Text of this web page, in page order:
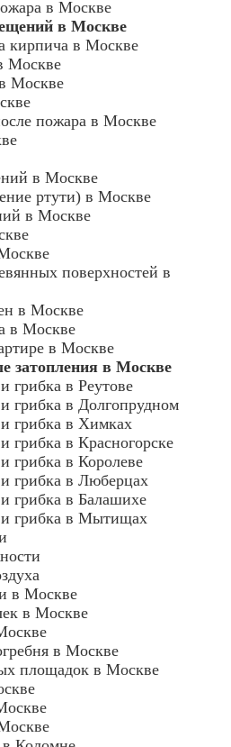
в Москве
в Москве
кирпича в Москве
Москве
Москве
пожара в Москве
в Москве
ртути) в Москве
в Москве
поверхностей в
в Москве
в Москве
в Москве
затопления в Москве
грибка в Реутове
грибка в Долгопрудном
грибка в Химках
грибка в Красногорске
грибка в Королеве
грибка в Люберцах
грибка в Балашихе
и грибка в Мытищах
в Москве
в Москве
в Москве
площадок в Москве